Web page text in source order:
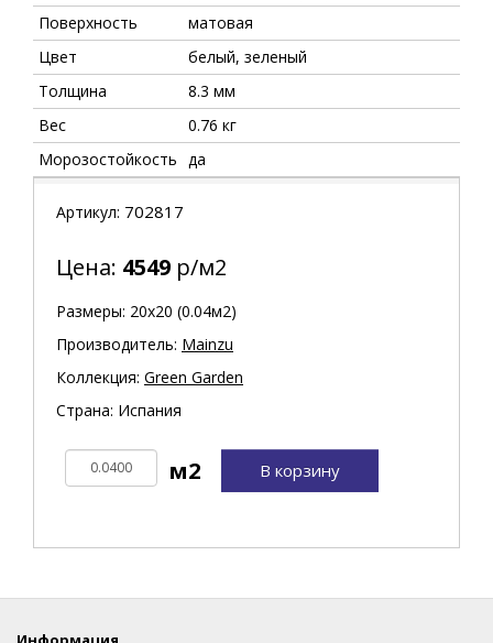
Поверхность
матовая
Цвет
белый, зеленый
Толщина
8.3 мм
Вес
0.76 кг
Морозостойкость да
Артикул: 702817
Цена: 4549 р/м2
Размеры: 20х20 (0.04м2)
Производитель: Mainzu
Коллекция: Green Garden
Страна: Испания
В корзину